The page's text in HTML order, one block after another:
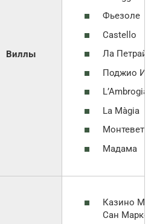
Виллы
Фьезоле
Castello
Ла Петрайя
Поджио
L’Ambrogiana
La Màgia
Мадама
Казино
Сан Марко